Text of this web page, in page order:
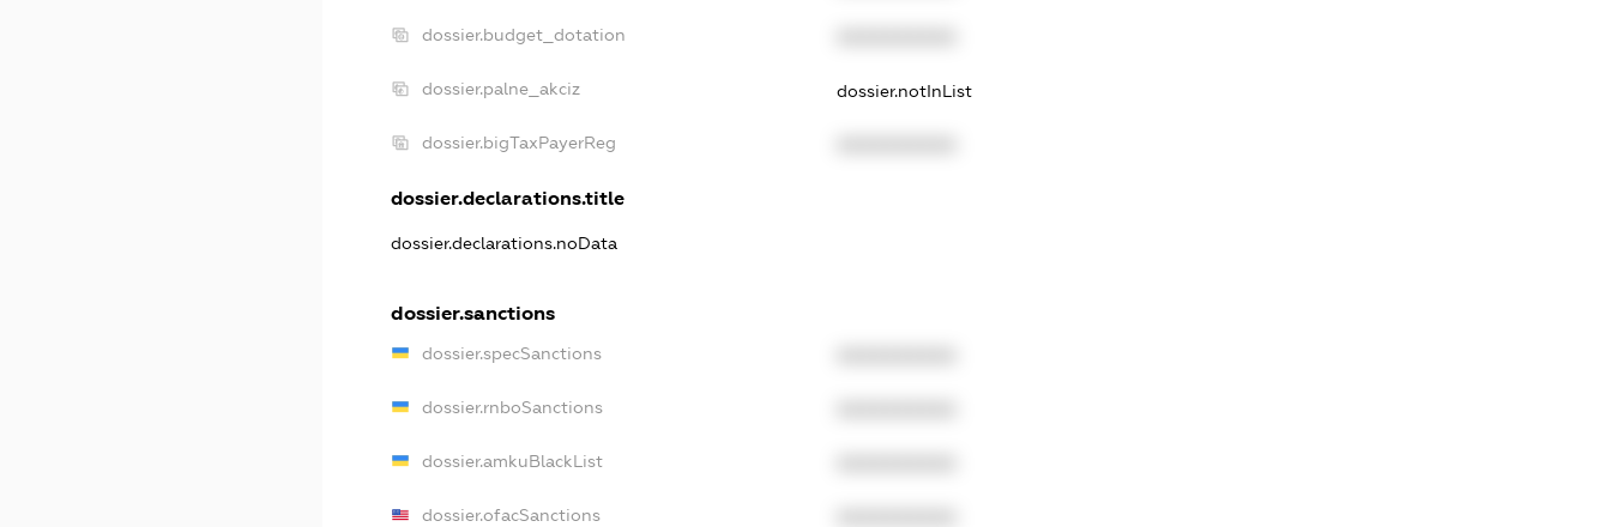
dossier.budget_dotation
dossier.palne_akciz dossier.notInList
dossier.bigTaxPayerReg
dossier.declarations.title
dossier.declarations.noData
dossier.sanctions
dossier.specSanctions
dossier.rnboSanctions
dossier.amkuBlackList
dossier.ofacSanctions